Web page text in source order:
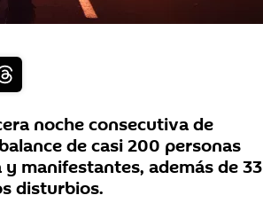
noche consecutiva de
de casi 200 personas
manifestantes, además de 33
disturbios.